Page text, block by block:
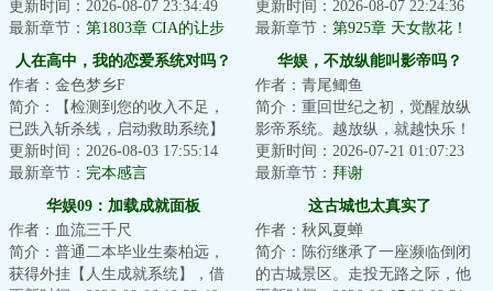
着。如果你一无所有，那么你的
命就是你唯一的...
更新时间：2026-08-07 23:34:49
最新章节： 第1803章 CIA的让步
对二十几年前这场暴雨，芦苇荡
的女性碎尸，他...
更新时间：2026-08-07 22:24:36
最新章节： 第925章 天女散花！
人在高中，我的恋爱系统对吗？
作者：金色梦乡F
简介：【检测到您的收入不足，
已跌入斩杀线，启动救助系统】
还没高考，陆羽被系统判定为跌
落斩杀线的流浪...
更新时间：2026-08-03 17:55:14
最新章节： 完本感言
华娱，不放纵能叫影帝吗？
作者：青尾鲫鱼
简介：重回世纪之初，觉醒放纵
影帝系统。越放纵，就越快乐！
上辈子活得跟个老黄牛似的李
洛，在系统加持下...
更新时间：2026-07-21 01:07:23
最新章节： 拜谢
华娱09：加载成就面板
作者：血流三千尺
简介：普通二本毕业生秦柏远，
获得外挂【人生成就系统】，借
这古城也太真实了
作者：秋风夏蝉
简介：陈衍继承了一座濒临倒闭
的古城景区。走投无路之际，他